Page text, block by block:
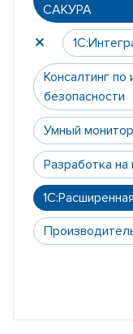
САКУРА
Консалтинг
безопасности
Умный
Разработка